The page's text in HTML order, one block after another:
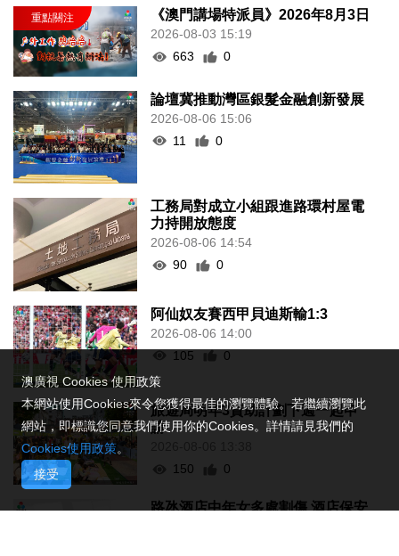
《澳門講場特派員》2026年8月3日
2026-08-03 15:19
663
0
論壇冀推動灣區銀髮金融創新發展
2026-08-06 15:06
11
0
工務局對成立小組跟進路環村屋電
力持開放態度
2026-08-06 14:54
90
0
阿仙奴友賽西甲貝迪斯輸1:3
2026-08-06 14:00
105
0
旅遊局明年3資助計劃下週一起申
請
150
0
路氹酒店中年女多處割傷 酒店保安
澳廣視 Cookies 使用政策
本網站使用Cookies來令您獲得最佳的瀏覽體驗。若繼續瀏覽此
網站，即標識您同意我們使用你的Cookies。詳情請見我們的
Cookies使用政策。
接受